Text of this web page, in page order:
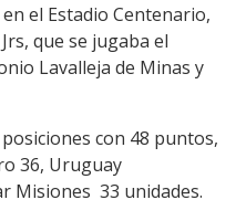
el Estadio Centenario,
que se jugaba el
Lavalleja de Minas y
con 48 puntos,
36, Uruguay
Misiones 33 unidades.